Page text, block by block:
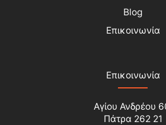
Blog
Επικοινωνία
Επικοινωνία
Αγίου Ανδρέου
Πάτρα 262 21